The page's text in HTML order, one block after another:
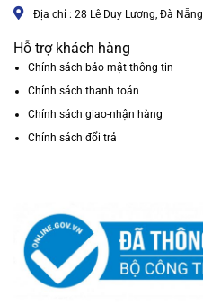
Địa chỉ : 28 Lê Duy Lương, Đà Nẵng
Hỗ trợ khách hàng
Chính sách bảo mật thông tin
Chính sách thanh toán
Chính sách giao-nhận hàng
Chính sách đổi trả